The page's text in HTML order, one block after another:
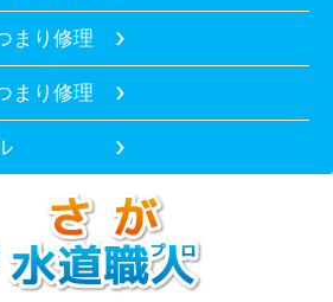
まり修理
まり修理